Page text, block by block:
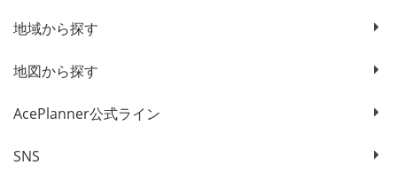
地域から探す
地図から探す
AcePlanner公式ライン
SNS